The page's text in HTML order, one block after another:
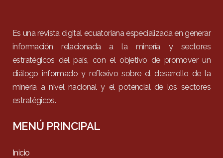
Es una revista digital ecuatoriana especializada en generar
información relacionada a la minería y sectores
estratégicos del país, con el objetivo de promover un
diálogo informado y reflexivo sobre el desarrollo de la
minería a nivel nacional y el potencial de los sectores
estratégicos.
MENÚ PRINCIPAL
Inicio